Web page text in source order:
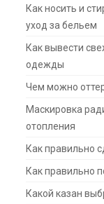
Как носить и
уход за бельем
Как вывести
одежды
Чем можно
Маскировка
отопления
Как правильно
Как правильно
Какой казан